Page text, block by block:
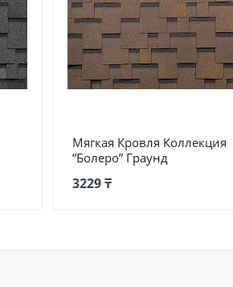
Мягкая Кровля Коллекция
“Болеро” Граунд
3229 ₸